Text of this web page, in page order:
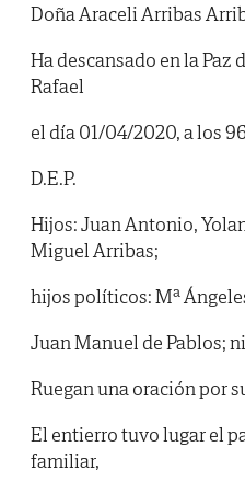
Doña Araceli Arribas
Ha descansado en la Paz
Rafael
el día 01/04/2020, a los
D.E.P.
Hijos: Juan Antonio,
Miguel Arribas;
hijos políticos: Mª
Juan Manuel de Pablos;
Ruegan una oración por
El entierro tuvo lugar el
familiar,